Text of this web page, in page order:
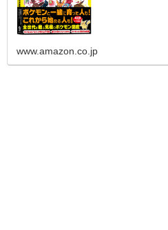
www.amazon.co.jp